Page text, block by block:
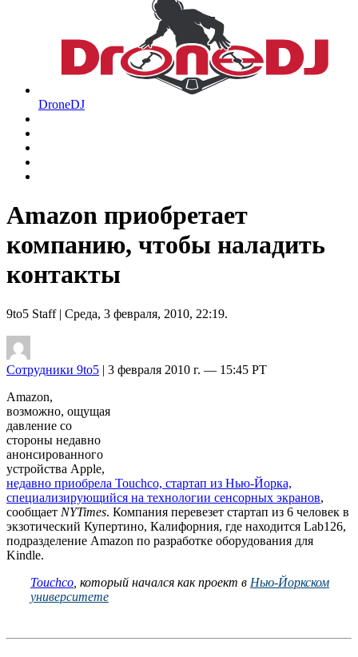
DroneDJ
Amazon приобретает
компанию, чтобы наладить
контакты
9to5 Staff| Среда, 3 февраля, 2010, 22:19.
Сотрудники 9to5 | 3 февраля 2010 г. — 15:45 PT
Amazon,
возможно, ощущая
давление со
стороны недавно
анонсированного
устройства Apple,
недавно приобрела Touchco, стартап из Нью-Йорка,
специализирующийся на технологии сенсорных экранов,
сообщает NYTimes. Компания перевезет стартап из 6 человек в
экзотический Купертино, Калифорния, где находится Lab126,
подразделение Amazon по разработке оборудования для
Kindle.
Touchco , который начался как проект в Нью-Йоркском
университете